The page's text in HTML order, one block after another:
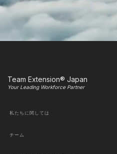
Team Extension® Japan
Your Leading Workforce Partner
私たちに関しては
チーム